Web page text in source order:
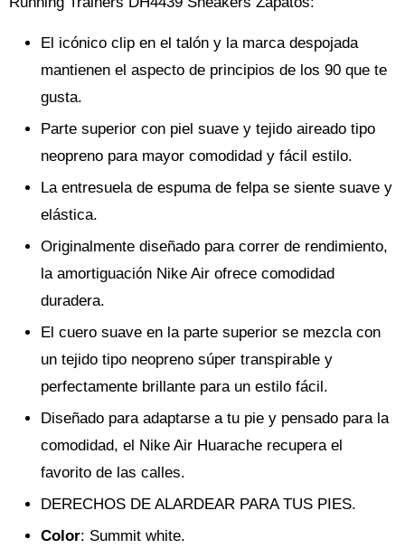
El icónico clip en el talón y la marca despojada
mantienen el aspecto de principios de los 90 que te
gusta.
Parte superior con piel suave y tejido aireado tipo
neopreno para mayor comodidad y fácil estilo.
La entresuela de espuma de felpa se siente suave y
elástica.
Originalmente diseñado para correr de rendimiento,
la amortiguación Nike Air ofrece comodidad
duradera.
El cuero suave en la parte superior se mezcla con
un tejido tipo neopreno súper transpirable y
perfectamente brillante para un estilo fácil.
Diseñado para adaptarse a tu pie y pensado para la
comodidad, el Nike Air Huarache recupera el
favorito de las calles.
DERECHOS DE ALARDEAR PARA TUS PIES.
Color: Summit white.